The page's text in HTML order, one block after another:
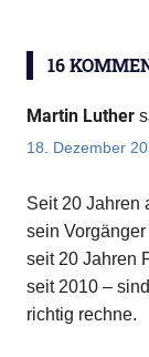
16
Martin Luther
18. Dezember
Seit 20 Jahren
sein
seit 20 Jahren
seit 2010 –
richtig rechne.